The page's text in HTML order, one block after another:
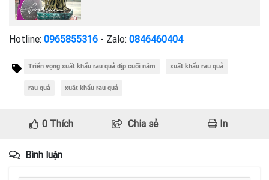
Hotline: 0965855316 - Zalo: 0846460404
Triển vọng xuất khẩu rau quả dịp cuối năm xuất khẩu rau quả
rau quả xuất khẩu rau quả
0Thích Chia sẻ In
Bình luận